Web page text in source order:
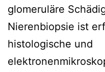
glomeruläre
Nierenbiopsie ist
histologische und